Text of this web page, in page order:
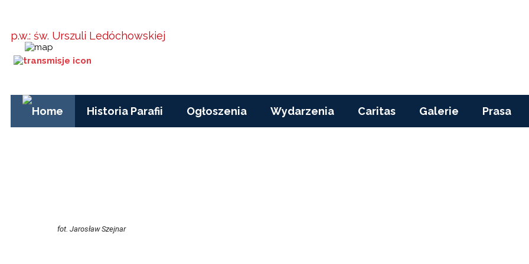
p.w.: św. Urszuli Ledóchowskiej
Historia Parafii Ogłoszenia Wydarzenia Caritas Galerie Prasa
fot. Jarosław Szejnar